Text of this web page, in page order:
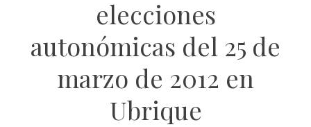
elecciones
autonómicas del 25 de
marzo de 2012 en
Ubrique